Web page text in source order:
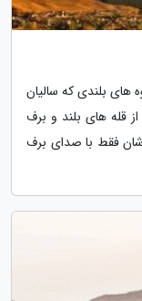
های بلندی که سالیان
قله های بلند و برف
شان فقط با صدای برف